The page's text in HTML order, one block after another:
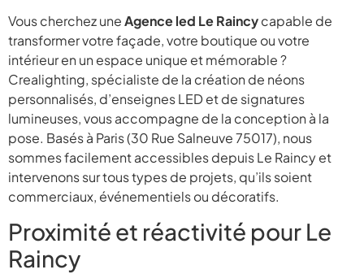
Vous cherchez uneAgence led Le Raincycapable de
transformer votre façade, votre boutique ou votre
intérieur en un espace unique et mémorable ?
Crealighting, spécialiste de la création de néons
personnalisés, d’enseignes LED et de signatures
lumineuses, vous accompagne de la conception à la
pose. Basés à Paris (30 Rue Salneuve 75017), nous
sommes facilement accessibles depuis Le Raincy et
intervenons sur tous types de projets, qu’ils soient
commerciaux, événementiels ou décoratifs.
Proximité et réactivité pour Le
Raincy